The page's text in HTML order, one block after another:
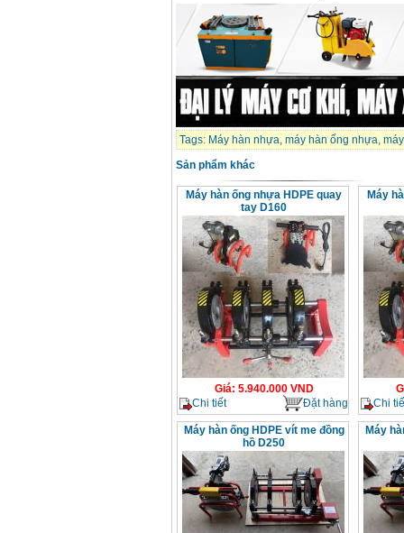
Tags: Máy hàn nhựa, máy hàn ống nhựa,
Sản phẩm khác
Máy hàn ống nhựa HDPE quay
tay D160
Giá: 5.940.000VND
Chi tiết
Đặt hàng
Máy
Chi
Máy hàn ống HDPE vít me đồng
hồ D250
Máy